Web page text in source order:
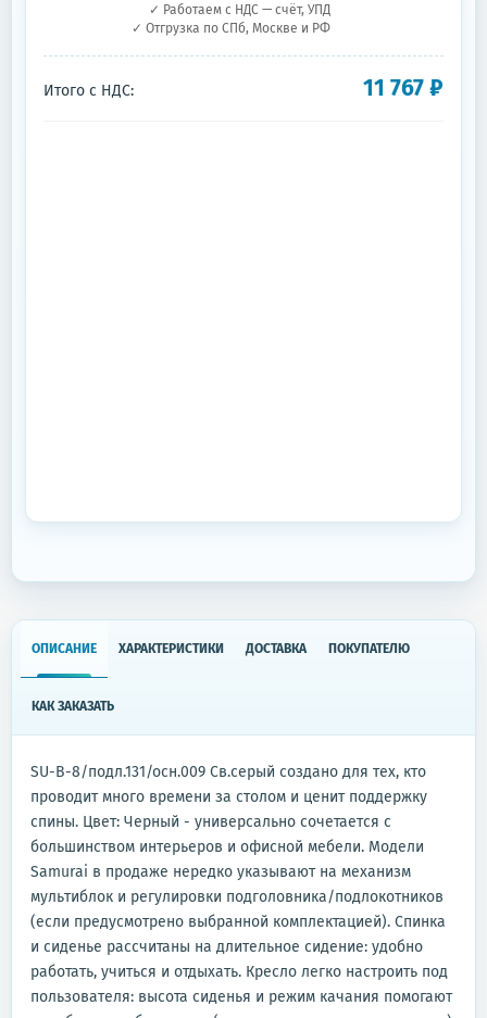
✓ Работаем с НДС — счёт, УПД
✓ Отгрузка по СПб, Москве и РФ
Итого с НДС: 11 767₽
ОПИСАНИЕ ХАРАКТЕРИСТИКИ ДОСТАВКА ПОКУПАТЕЛЮ
КАК ЗАКАЗАТЬ
SU-B-8/подл.131/осн.009 Св.серый создано для тех, кто
проводит много времени за столом и ценит поддержку
спины. Цвет: Черный - универсально сочетается с
большинством интерьеров и офисной мебели. Модели
Samurai в продаже нередко указывают на механизм
мультиблок и регулировки подголовника/подлокотников
(если предусмотрено выбранной комплектацией). Спинка
и сиденье рассчитаны на длительное сидение: удобно
работать, учиться и отдыхать. Кресло легко настроить под
пользователя: высота сиденья и режим качания помогают